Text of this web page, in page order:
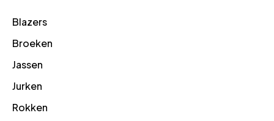
Blazers
Broeken
Jassen
Jurken
Rokken